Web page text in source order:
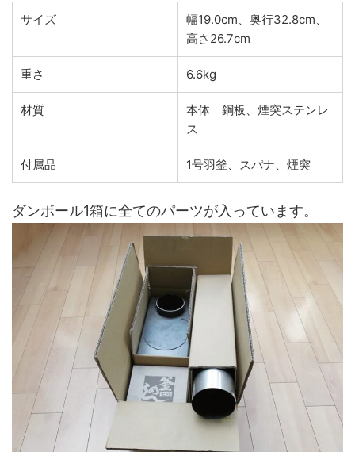
サイズ
幅19.0cm、奥行32.8cm、
高さ26.7cm
重さ 6.6kg
材質
本体 鋼板、煙突ステンレ
ス
付属品 1号羽釜、スパナ、煙突
ダンボール1箱に全てのパーツが入っています。